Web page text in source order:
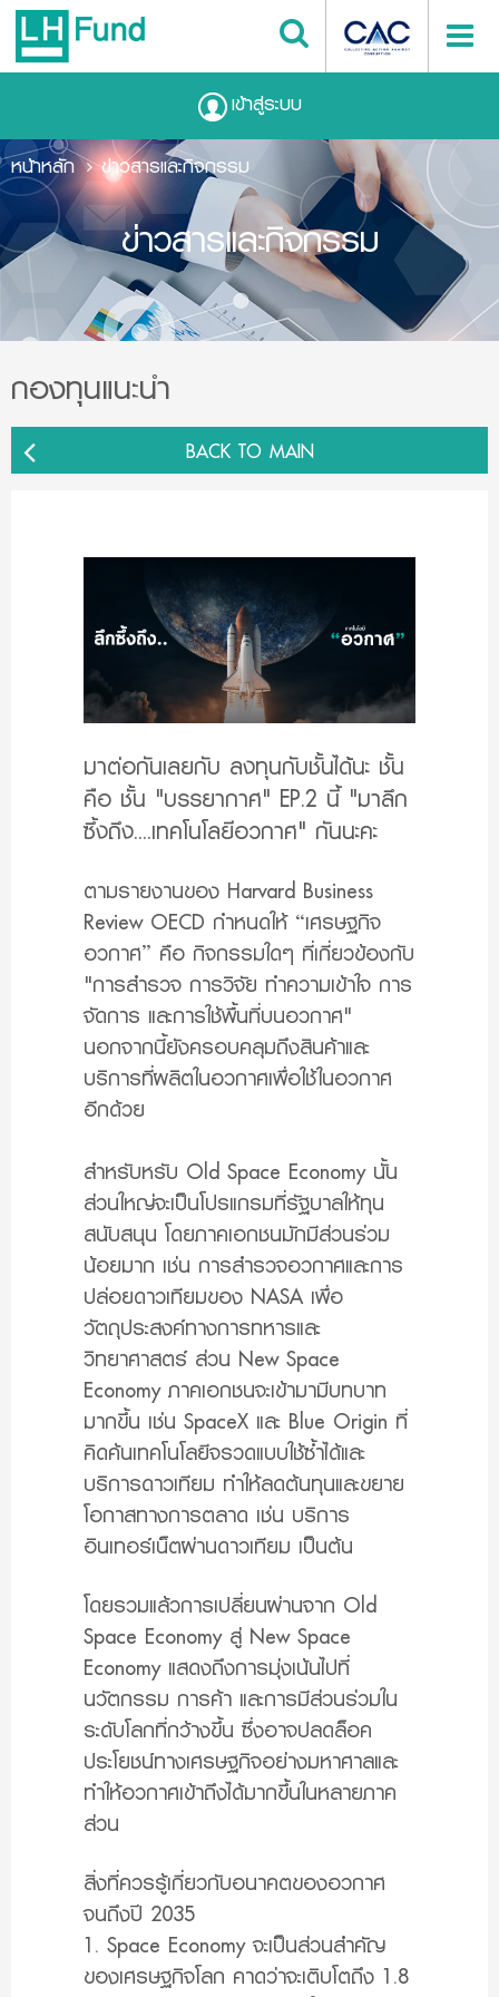
เข้าสู่ระบบ
ข่าวสารและกิจกรรม
หน้าหลัก ข่าวสารและกิจกรรม
กองทุนแนะนำ
BACK TO MAIN
มาต่อกันเลยกับ ลงทุนกับชั้นได้นะ ชั้น
คือ ชั้น "บรรยากาศ" EP.2 นี้ "มาลึก
ซึ้งถึง....เทคโนโลยีอวกาศ" กันนะคะ
ตามรายงานของ Harvard Business
Review OECD กำหนดให้ “เศรษฐกิจ
อวกาศ” คือ กิจกรรมใดๆ ที่เกี่ยวข้องกับ
"การสำรวจ การวิจัย ทำความเข้าใจ การ
จัดการ และการใช้พื้นที่บนอวกาศ"
นอกจากนี้ยังครอบคลุมถึงสินค้าและ
บริการที่ผลิตในอวกาศเพื่อใช้ในอวกาศ
อีกด้วย
สำหรับหรับ Old Space Economy นั้น
ส่วนใหญ่จะเป็นโปรแกรมที่รัฐบาลให้ทุน
สนับสนุน โดยภาคเอกชนมักมีส่วนร่วม
น้อยมาก เช่น การสำรวจอวกาศและการ
ปล่อยดาวเทียมของ NASA เพื่อ
วัตถุประสงค์ทางการทหารและ
วิทยาศาสตร์ ส่วน New Space
Economy ภาคเอกชนจะเข้ามามีบทบาท
มากขึ้น เช่น SpaceX และ Blue Origin ที่
คิดค้นเทคโนโลยีจรวดแบบใช้ซ้ำได้และ
บริการดาวเทียม ทำให้ลดต้นทุนและขยาย
โอกาสทางการตลาด เช่น บริการ
อินเทอร์เน็ตผ่านดาวเทียม เป็นต้น
โดยรวมแล้วการเปลี่ยนผ่านจาก Old
Space Economy สู่ New Space
Economy แสดงถึงการมุ่งเน้นไปที่
นวัตกรรม การค้า และการมีส่วนร่วมใน
ระดับโลกที่กว้างขึ้น ซึ่งอาจปลดล็อค
ประโยชน์ทางเศรษฐกิจอย่างมหาศาลและ
ทำให้อวกาศเข้าถึงได้มากขึ้นในหลายภาค
ส่วน
สิ่งที่ควรรู้เกี่ยวกับอนาคตของอวกาศ
จนถึงปี 2035
1. Space Economy จะเป็นส่วนสำคัญ
ของเศรษฐกิจโลก คาดว่าจะเติบโตถึง 1.8